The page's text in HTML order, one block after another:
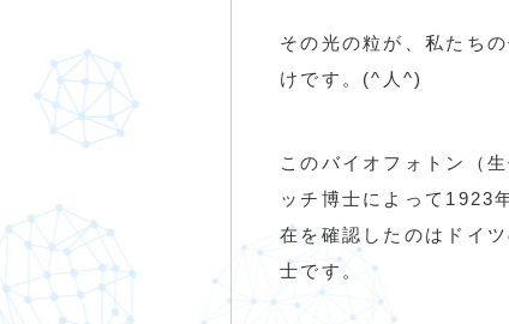
その光の粒が、私たち
けです。(^人^)
このバイオフォトン（
ッチ博士によって1923
在を確認したのはドイ
士です。